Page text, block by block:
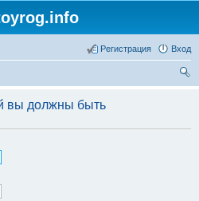
Вход
Регистрация
вы должны быть